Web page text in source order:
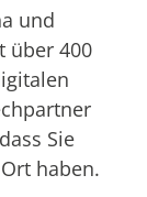
und
über 400
Sie
haben.